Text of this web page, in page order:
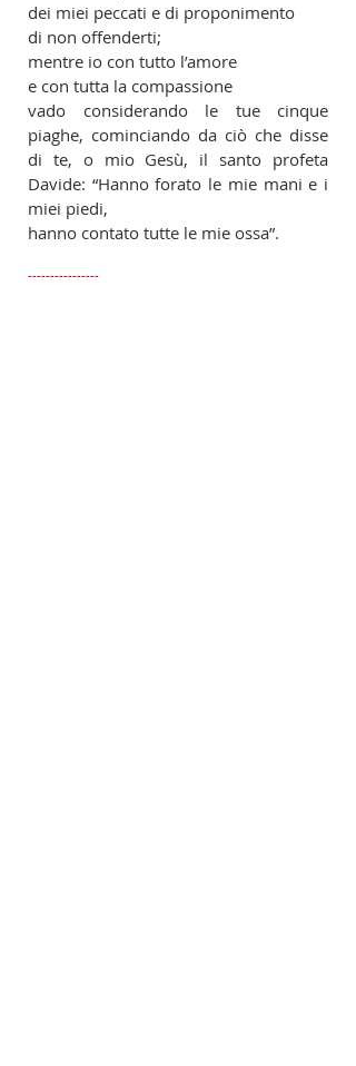
dei miei peccati e di proponimento
di non offenderti;
mentre io con tutto l’amore
e con tutta la compassione
vado considerando le tue cinque
piaghe, cominciando da ciò che disse
di te, o mio Gesù, il santo profeta
Davide: “Hanno forato le mie mani e i
miei piedi,
hanno contato tutte le mie ossa”.
----------------